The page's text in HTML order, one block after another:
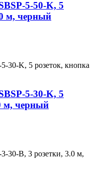
5-50-K, 5
м, черный
5-30-K, 5
м, черный